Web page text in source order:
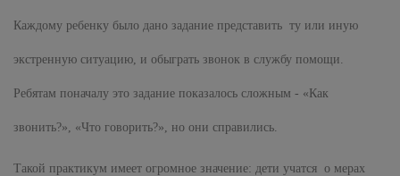
Каждому ребенку было дано задание представить ту или иную
экстренную ситуацию, и обыграть звонок в службу помощи.
Ребятам поначалу это задание показалось сложным - «Как
звонить?», «Что говорить?», но они справились.
Такой практикум имеет огромное значение: дети учатся о мерах